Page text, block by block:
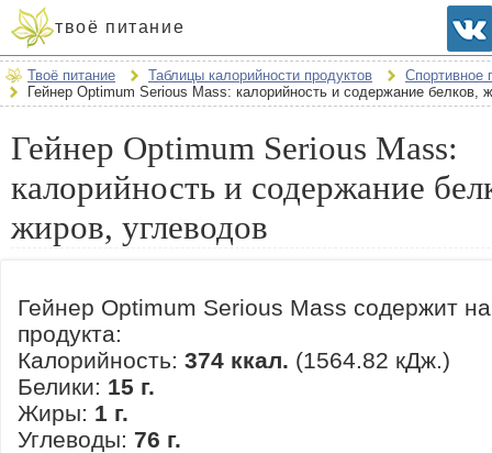
твоё питание
Твоё питание Таблицы калорийности продуктов
Спортивное
Гейнер Optimum Serious Mass: калорийность и содержание белков,
Гейнер Optimum Serious Mass:
калорийность и содержание
жиров, углеводов
Гейнер Optimum Serious Mass содержит
продукта:
Калорийность: 374 ккал. (1564.82 кДж.)
Белики: 15 г.
Жиры: 1 г.
Углеводы: 76 г.